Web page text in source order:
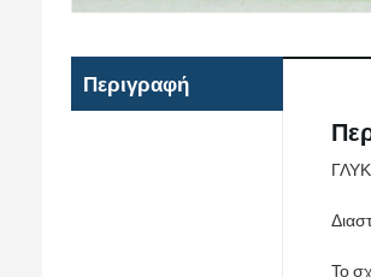
Περιγραφή
Το